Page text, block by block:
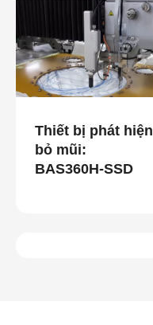
Thiết bị phát hiện
bỏ mũi:
BAS360H-SSD